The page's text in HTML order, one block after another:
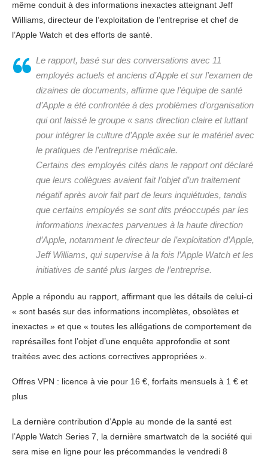
même conduit à des informations inexactes atteignant Jeff
Williams, directeur de l’exploitation de l’entreprise et chef de
l’Apple Watch et des efforts de santé.
Le rapport, basé sur des conversations avec 11
employés actuels et anciens d’Apple et sur l’examen de
dizaines de documents, affirme que l’équipe de santé
d’Apple a été confrontée à des problèmes d’organisation
qui ont laissé le groupe « sans direction claire et luttant
pour intégrer la culture d’Apple axée sur le matériel avec
le pratiques de l’entreprise médicale.
Certains des employés cités dans le rapport ont déclaré
que leurs collègues avaient fait l’objet d’un traitement
négatif après avoir fait part de leurs inquiétudes, tandis
que certains employés se sont dits préoccupés par les
informations inexactes parvenues à la haute direction
d’Apple, notamment le directeur de l’exploitation d’Apple,
Jeff Williams, qui supervise à la fois l’Apple Watch et les
initiatives de santé plus larges de l’entreprise.
Apple a répondu au rapport, affirmant que les détails de celui-ci
« sont basés sur des informations incomplètes, obsolètes et
inexactes » et que « toutes les allégations de comportement de
représailles font l’objet d’une enquête approfondie et sont
traitées avec des actions correctives appropriées ».
Offres VPN : licence à vie pour 16 €, forfaits mensuels à 1 € et
plus
La dernière contribution d’Apple au monde de la santé est
l’Apple Watch Series 7, la dernière smartwatch de la société qui
sera mise en ligne pour les précommandes le vendredi 8